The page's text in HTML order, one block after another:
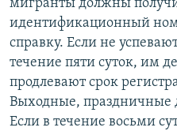
мигранты должны
идентификационный
справку. Если не
течение пяти суток, им
продлевают срок
Выходные, праздничные
Если в течение восьми